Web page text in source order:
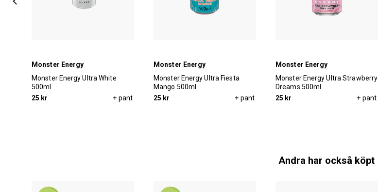
Monster Energy
Monster Energy Ultra White
500ml
25 kr
+ pant
Monster Energy
Monster Energy Ultra Fiesta
Mango 500ml
25 kr
+ pant
Monster Energy
Monster Energy Ultra Strawberry
Dreams 500ml
25 kr
+ pant
Andra har också köpt